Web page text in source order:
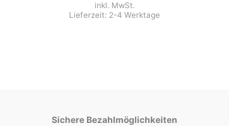
inkl. MwSt.
Lieferzeit: 2-4 Werktage
Sichere Bezahlmöglichkeiten